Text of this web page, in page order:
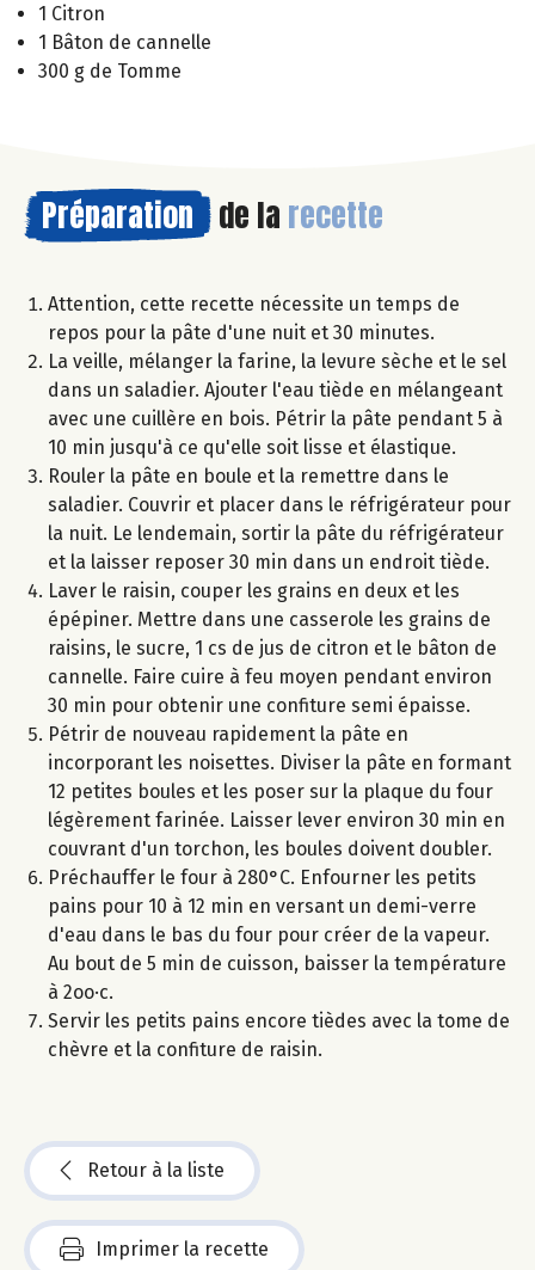
1 Citron
1 Bâton de cannelle
300 g de Tomme
Préparation de la recette
Attention, cette recette nécessite un temps de
repos pour la pâte d'une nuit et 30 minutes.
La veille, mélanger la farine, la levure sèche et le sel
dans un saladier. Ajouter l'eau tiède en mélangeant
avec une cuillère en bois. Pétrir la pâte pendant 5 à
10 min jusqu'à ce qu'elle soit lisse et élastique.
Rouler la pâte en boule et la remettre dans le
saladier. Couvrir et placer dans le réfrigérateur pour
la nuit. Le lendemain, sortir la pâte du réfrigérateur
et la laisser reposer 30 min dans un endroit tiède.
Laver le raisin, couper les grains en deux et les
épépiner. Mettre dans une casserole les grains de
raisins, le sucre, 1 cs de jus de citron et le bâton de
cannelle. Faire cuire à feu moyen pendant environ
30 min pour obtenir une confiture semi épaisse.
Pétrir de nouveau rapidement la pâte en
incorporant les noisettes. Diviser la pâte en formant
12 petites boules et les poser sur la plaque du four
légèrement farinée. Laisser lever environ 30 min en
couvrant d'un torchon, les boules doivent doubler.
Préchauffer le four à 280°C. Enfourner les petits
pains pour 10 à 12 min en versant un demi-verre
d'eau dans le bas du four pour créer de la vapeur.
Au bout de 5 min de cuisson, baisser la température
à 2oo·c.
Servir les petits pains encore tièdes avec la tome de
chèvre et la confiture de raisin.
Retour à la liste
Imprimer la recette